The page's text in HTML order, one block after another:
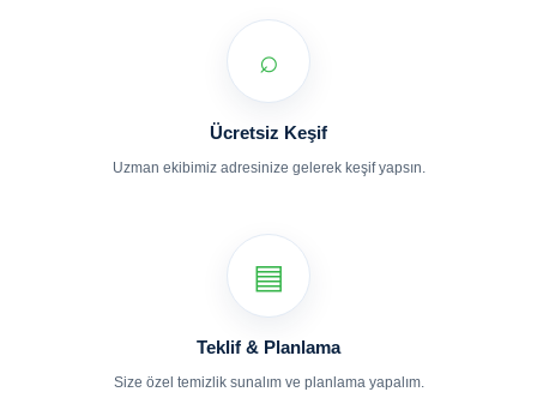
⌕
Ücretsiz Keşif
Uzman ekibimiz adresinize gelerek keşif yapsın.
▤
Teklif & Planlama
Size özel temizlik sunalım ve planlama yapalım.